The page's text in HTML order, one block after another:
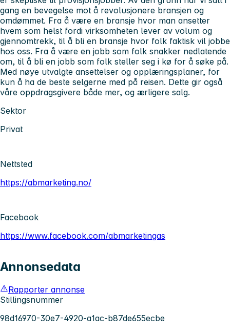
gang en bevegelse mot å revolusjonere bransjen og
omdømmet. Fra å være en bransje hvor man ansetter
hvem som helst fordi virksomheten lever av volum og
gjennomtrekk, til å bli en bransje hvor folk faktisk vil jobbe
hos oss. Fra å være en jobb som folk snakker nedlatende
om, til å bli en jobb som folk steller seg i kø for å søke på.
Med nøye utvalgte ansettelser og opplæringsplaner, for
kun å ha de beste selgerne med på reisen. Dette gir også
våre oppdragsgivere både mer, og ærligere salg.
Sektor
Privat
Nettsted
https://abmarketing.no/
Facebook
https://www.facebook.com/abmarketingas
Annonsedata
Rapporter annonse
Stillingsnummer
98d16970-30e7-4920-a1ac-b87de655ecbe